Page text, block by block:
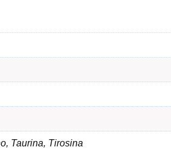
Taurina, Tirosina